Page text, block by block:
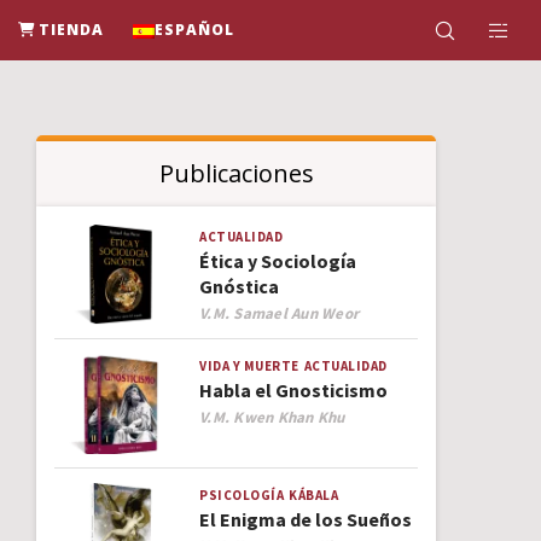
TIENDA ESPAÑOL
Publicaciones
ACTUALIDAD
Ética y Sociología
Gnóstica
Author
V.M. Samael Aun Weor
VIDA Y MUERTE ACTUALIDAD
Habla el Gnosticismo
Author
V.M. Kwen Khan Khu
PSICOLOGÍA KÁBALA
El Enigma de los Sueños